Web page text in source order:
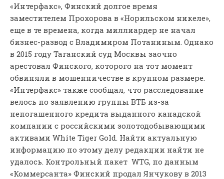
«Интерфакс», Финский долгое время
заместителем Прохорова в «Норильском никеле»,
еще в те времена, когда миллиардер не начал
бизнес-развод с Владимиром Потаниным. Однако
в 2015 году Таганский суд Москвы заочно
арестовал Финского, которого на тот момент
обвиняли в мошенничестве в крупном размере.
«Интерфакс» также сообщал, что расследование
велось по заявлению группы ВТБ из-за
непогашенного кредита выданного канадской
компании с российскими золотодобывающими
активами White Tiger Gold. Найти актуальную
информацию по этому делу редакции найти не
удалось. Контрольный пакет WTG, по данным
«Коммерсанта» Финский продал Янчукову в 2013